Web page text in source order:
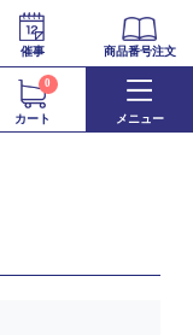
催事 商品番号注文
カート
0
メニュー